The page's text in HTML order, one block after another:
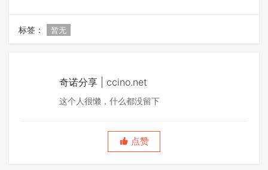
标签： 暂无
奇诺分享 | ccino.net
这个人很懒，什么都没留下
点赞